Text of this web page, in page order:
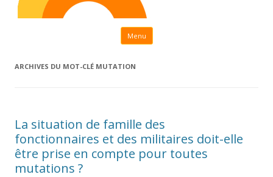
Menu Aller au contenu principal
ARCHIVES DU MOT-CLÉ MUTATION
La situation de famille des
fonctionnaires et des militaires doit-elle
être prise en compte pour toutes
mutations ?